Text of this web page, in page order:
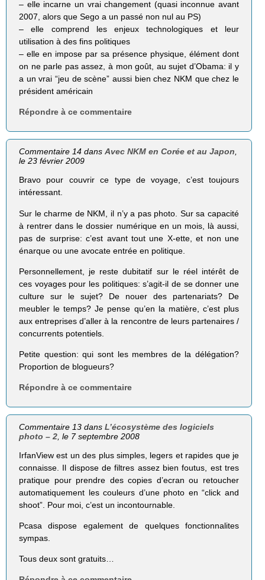
– elle incarne un vrai changement (quasi inconnue avant
2007, alors que Sego a un passé non nul au PS)
– elle comprend les enjeux technologiques et leur
utilisation à des fins politiques
– elle en impose par sa présence physique, élément dont
on ne parle pas assez, à mon goût, au sujet d’Obama: il y
a un vrai “jeu de scène” aussi bien chez NKM que chez le
président américain
Répondre à ce commentaire
Commentaire 14 dansAvec NKM en Corée et au Japon,
le 23 février 2009
Bravo pour couvrir ce type de voyage, c’est toujours
intéressant.
Sur le charme de NKM, il n’y a pas photo. Sur sa capacité
à rentrer dans le dossier numérique en un mois, là aussi,
pas de surprise: c’est avant tout une X-ette, et non une
énarque ou une avocate entrée en politique.
Personnellement, je reste dubitatif sur le réel intérêt de
ces voyages pour les politiques: s’agit-il de se donner une
culture sur le sujet? De nouer des partenariats? De
meubler le temps? Je pense qu’en la matière, c’est plus
aux entreprises d’aller à la rencontre de leurs partenaires /
concurrents potentiels.
Petite question: qui sont les membres de la délégation?
Proportion de blogueurs?
Répondre à ce commentaire
Commentaire 13 dansL’écosystème des logiciels
photo – 2 , le 7 septembre 2008
IrfanView est un des plus simples, legers et rapides que je
connaisse. Il dispose de filtres assez bien foutus, est tres
pratique pour prendre des copies d’ecran ou retoucher
automatiquement les couleurs d’une photo en “click and
shoot”. Pour moi, c’est un incontournable.
Pcasa dispose egalement de quelques fonctionnalites
sympas.
Tous deux sont gratuits…